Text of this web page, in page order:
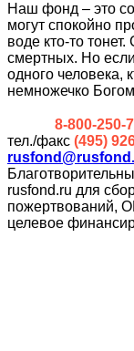
Наш фонд – это
могут спокойно
воде кто-то
смертных. Но
одного человека,
немножечко
8-800-250-
тел./факс (495)
rusfond.ru для
пожертвований,
целевое